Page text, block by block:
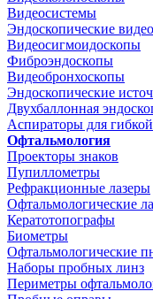
Видеосистемы
Эндоскопические
Видеосигмоидоскопы
Фиброэндоскопы
Видеобронхоскопы
Эндоскопические
Двухбаллонная
Аспираторы для
Офтальмология
Проекторы знаков
Пупиллометры
Рефракционные лазеры
Офтальмологические
Кератотопографы
Биометры
Офтальмологические
Наборы пробных линз
Периметры